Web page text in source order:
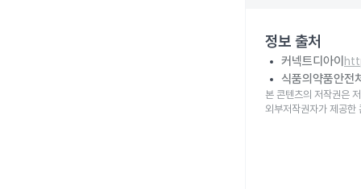
정보 출처
커넥트디아이
식품의약품안전
본 콘텐츠의 저작권은
외부저작권자가 제공한